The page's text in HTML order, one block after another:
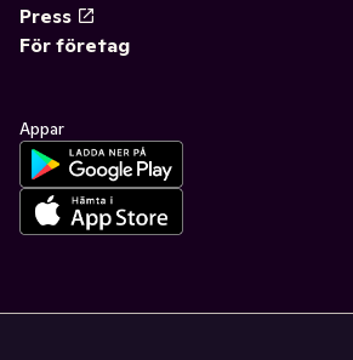
Press
För företag
Appar